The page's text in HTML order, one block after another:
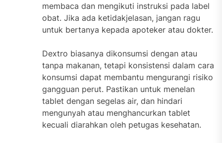
membaca dan mengikuti instruksi pada label
obat. Jika ada ketidakjelasan, jangan ragu
untuk bertanya kepada apoteker atau dokter.
Dextro biasanya dikonsumsi dengan atau
tanpa makanan, tetapi konsistensi dalam cara
konsumsi dapat membantu mengurangi risiko
gangguan perut. Pastikan untuk menelan
tablet dengan segelas air, dan hindari
mengunyah atau menghancurkan tablet
kecuali diarahkan oleh petugas kesehatan.